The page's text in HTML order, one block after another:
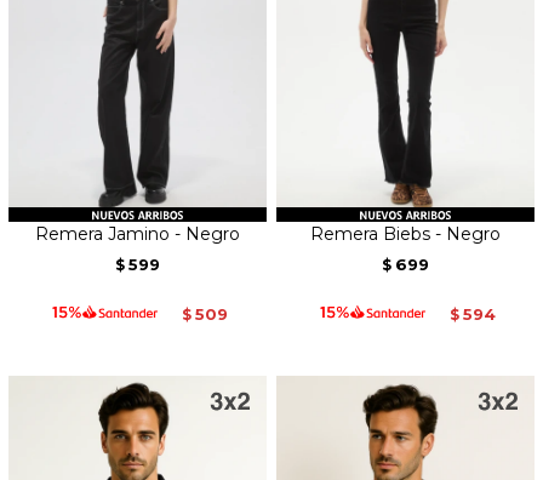
Remera Jamino - Negro
$ 599
$ 509
Remera Biebs - Negro
$ 699
$ 594